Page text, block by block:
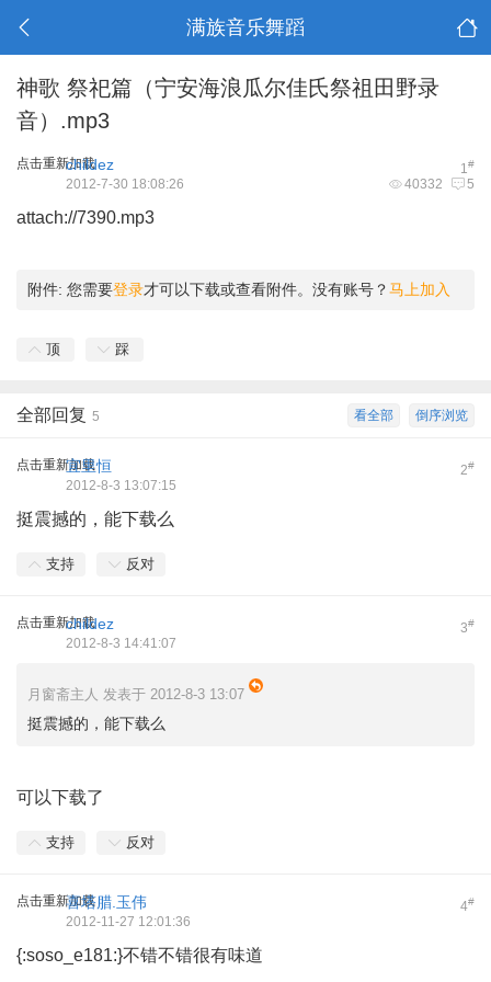
满族音乐舞蹈
神歌 祭祀篇（宁安海浪瓜尔佳氏祭祖田野录
音）.mp3
点击重新加载 1#
childez
40332 5
2012-7-30 18:08:26
attach://7390.mp3
附件: 您需要登录才可以下载或查看附件。没有账号？马上加入
顶 踩
倒序浏览
看全部
全部回复 5
点击重新加载 2#
宜里恒
2012-8-3 13:07:15
挺震撼的，能下载么
支持 反对
点击重新加载 3#
childez
2012-8-3 14:41:07
月窗斋主人 发表于 2012-8-3 13:07
挺震撼的，能下载么
可以下载了
支持 反对
点击重新加载 4#
喜塔腊.玉伟
2012-11-27 12:01:36
{:soso_e181:}不错不错很有味道